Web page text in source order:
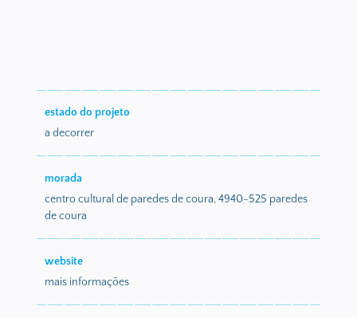
estado do projeto
a decorrer
morada
centro cultural de paredes de coura, 4940-525 paredes
de coura
website
mais informações